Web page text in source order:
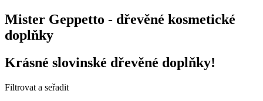
Mister Geppetto - dřevěné kosmetické
doplňky
Krásné slovinské dřevěné doplňky!
Filtrovat a seřadit